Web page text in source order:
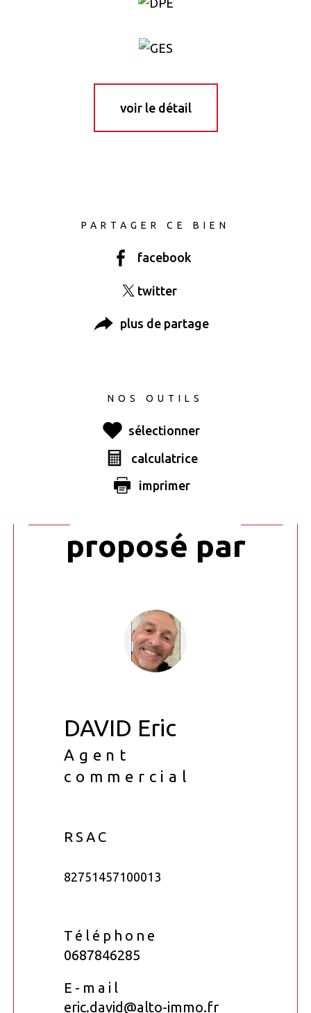
voir le détail
PARTAGER CE BIEN
facebook
twitter
plus de partage
NOS OUTILS
sélectionner
calculatrice
imprimer
Ce bien vous
proposé par
DAVID Eric
Agent
commercial
RSAC
82751457100013
Téléphone
0687846285
E-mail
eric.david@alto-immo.fr